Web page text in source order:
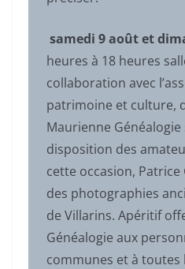
samedi 9 août et
heures à 18 heures
collaboration avec
patrimoine et culture,
Maurienne
disposition des
cette occasion,
des photographies
de Villarins. Apéritif
Généalogie aux
communes et à toutes